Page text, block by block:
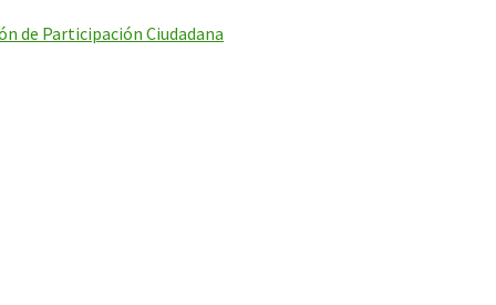
de Participación Ciudadana